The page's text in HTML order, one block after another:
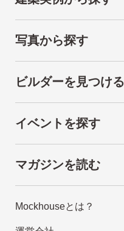
写真から探す
ビルダーを見つける
イベントを探す
マガジンを読む
Mockhouseとは？